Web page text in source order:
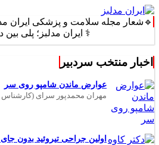
🔹شعار مجله سلامت و پزشکی ایران
⚕️ ایران مدلبز؛ پلی بین دانش
اخبار منتخب سردبیر
عوارض ماندن شامپو روی سر
مهران محمدپور سرای
اولین جراحی تیروئید بدون